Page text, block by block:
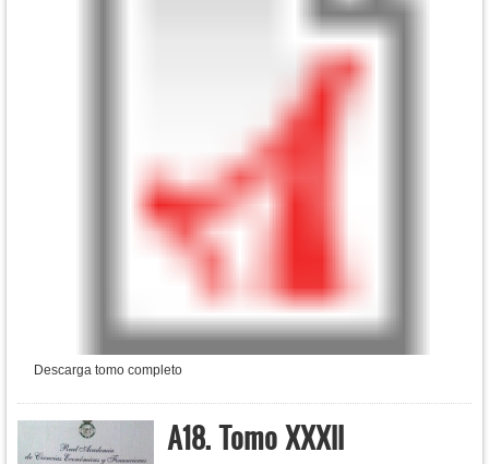
Descarga tomo completo
A18. Tomo XXXII